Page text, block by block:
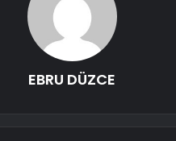
EBRU DÜZCE